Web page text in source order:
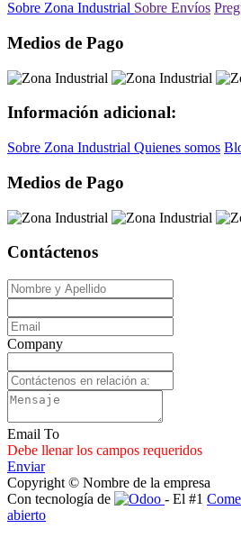
Sobre Zona Industrial Sobre Envíos
Medios de Pago
Información adicional:
Sobre Zona Industrial Quienes somos
Medios de Pago
Contáctenos
Company
Email To
Debe llenar los campos requeridos
Enviar
Copyright © Nombre de la empresa
Con tecnología de
- El #1
abierto